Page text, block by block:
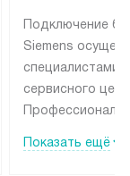
Подключение
Siemens
специалистами
сервисного
эксплуатации
Показать ещё